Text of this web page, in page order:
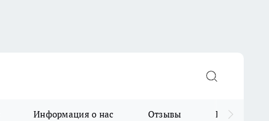
Информация о нас Отзывы Прайс для